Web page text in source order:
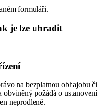
formuláři.
je lze uhradit
na bezplatnou obhajobu či
obviněný požádá o ustanovení
neprodleně.